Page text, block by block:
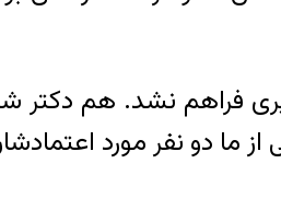
فراهم نشد. هم
دو نفر مورد